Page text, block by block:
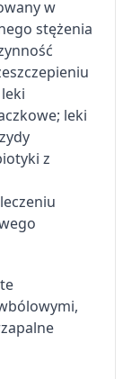
w
stężenia
leki
z